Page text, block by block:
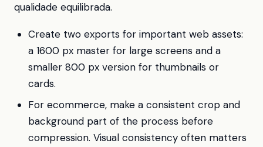
qualidade equilibrada.
Create two exports for important web assets:
a 1600 px master for large screens and a
smaller 800 px version for thumbnails or
cards.
For ecommerce, make a consistent crop and
background part of the process before
compression. Visual consistency often matters